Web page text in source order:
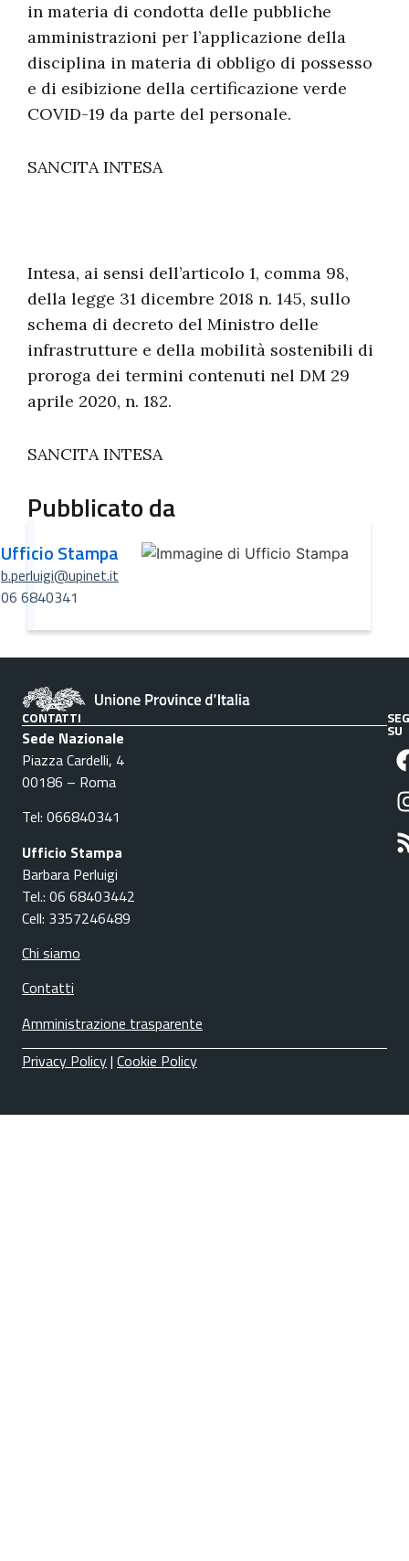
in materia di condotta delle pubbliche
amministrazioni per l’applicazione della
disciplina in materia di obbligo di possesso
e di esibizione della certificazione verde
COVID-19 da parte del personale.
SANCITA INTESA
Intesa, ai sensi dell’articolo 1, comma 98,
della legge 31 dicembre 2018 n. 145, sullo
schema di decreto del Ministro delle
infrastrutture e della mobilità sostenibili di
proroga dei termini contenuti nel DM 29
aprile 2020, n. 182.
SANCITA INTESA
Pubblicato da
Ufficio Stampa
b.perluigi@upinet.it
06 6840341
CONTATTI
Sede Nazionale
Piazza Cardelli, 4
00186 – Roma
Tel: 066840341
Ufficio Stampa
Barbara Perluigi
Tel.: 06 68403442
Cell: 3357246489
Chi siamo
Contatti
Amministrazione trasparente
SU
Privacy Policy| Cookie Policy